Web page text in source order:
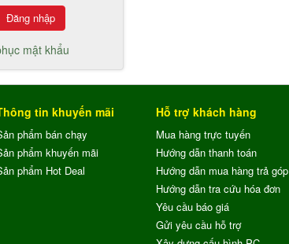
Đăng nhập
mật khẩu
tin khuyến mãi
phẩm bán chạy
phẩm khuyến mãi
phẩm Hot Deal
Hỗ trợ khách hàng
Mua hàng trực tuyến
Hướng dẫn thanh toán
Hướng dẫn mua hàng trả góp
Hướng dẫn tra cứu hóa đơn
Yêu cầu báo giá
Gửi yêu cầu hỗ trợ